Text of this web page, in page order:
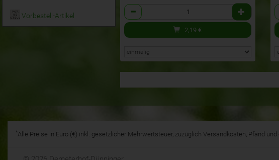
Vorbestell-Artikel
Anzahl
2,19 €
*Alle Preise in Euro (€) inkl. gesetzlicher Mehrwertsteuer, zuzüglich Versandkosten, Pfand und